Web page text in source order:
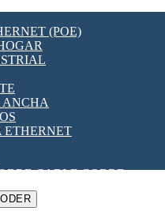
[VDF]
SSR
(POE)
ETHERNET
CABLE COBRE